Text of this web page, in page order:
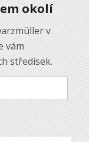
okolí
v
vám
středisek.